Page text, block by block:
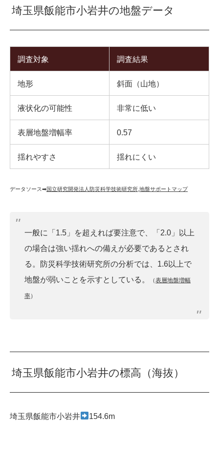
埼玉県飯能市小岩井の地盤データ
調査対象 調査結果
地形 斜面（山地）
液状化の可能性 非常に低い
表層地盤増幅率 0.57
揺れやすさ 揺れにくい
データソース➡︎国立研究開発法人防災科学技術研究所 地盤サポートマップ
一般に「1.5」を超えれば要注意で、「2.0」以上
の場合は強い揺れへの備えが必要であるとされ
る。防災科学技術研究所の分析では、1.6以上で
地盤が弱いことを示すとしている。
（表層地盤増幅
率）
埼玉県飯能市小岩井の標高（海抜）
埼玉県飯能市小岩井 154.6m